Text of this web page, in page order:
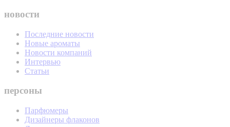
новости
Последние новости
Новые ароматы
Новости компаний
Интервью
Статьи
персоны
Парфюмеры
Дизайнеры флаконов